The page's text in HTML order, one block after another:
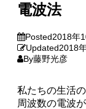
電波法
Posted2018年
Updated2018
By藤野光彦
私たちの生活
周波数の電波